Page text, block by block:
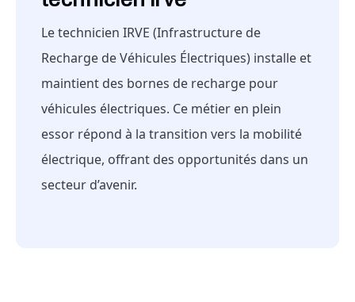
Le technicien IRVE (Infrastructure de
Recharge de Véhicules Électriques) installe et
maintient des bornes de recharge pour
véhicules électriques. Ce métier en plein
essor répond à la transition vers la mobilité
électrique, offrant des opportunités dans un
secteur d’avenir.